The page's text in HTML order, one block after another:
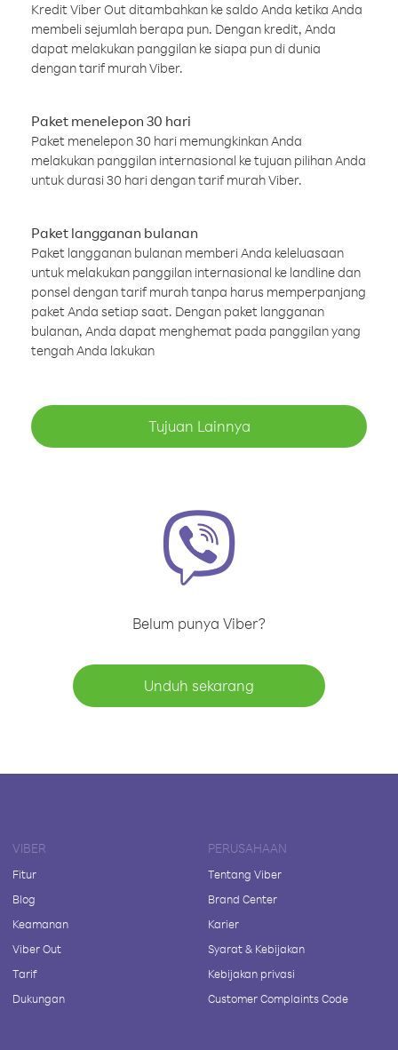
Kredit Viber Out ditambahkan ke saldo Anda ketika Anda
membeli sejumlah berapa pun. Dengan kredit, Anda
dapat melakukan panggilan ke siapa pun di dunia
dengan tarif murah Viber.
Paket menelepon 30 hari
Paket menelepon 30 hari memungkinkan Anda
melakukan panggilan internasional ke tujuan pilihan Anda
untuk durasi 30 hari dengan tarif murah Viber.
Paket langganan bulanan
Paket langganan bulanan memberi Anda keleluasaan
untuk melakukan panggilan internasional ke landline dan
ponsel dengan tarif murah tanpa harus memperpanjang
paket Anda setiap saat. Dengan paket langganan
bulanan, Anda dapat menghemat pada panggilan yang
tengah Anda lakukan
Tujuan Lainnya
Belum punya Viber?
Unduh sekarang
VIBER
Fitur
Blog
Keamanan
Viber Out
Tarif
Dukungan
PERUSAHAAN
Tentang Viber
Brand Center
Karier
Syarat & Kebijakan
Kebijakan privasi
Customer Complaints Code